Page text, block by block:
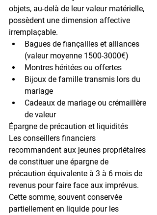
objets, au-delà de leur valeur matérielle,
possèdent une dimension affective
irremplaçable.
Bagues de fiançailles et alliances
(valeur moyenne 1500-3000€)
Montres héritées ou offertes
Bijoux de famille transmis lors du
mariage
Cadeaux de mariage ou crémaillère
de valeur
Épargne de précaution et liquidités
Les conseillers financiers
recommandent aux jeunes propriétaires
de constituer une épargne de
précaution équivalente à 3 à 6 mois de
revenus pour faire face aux imprévus.
Cette somme, souvent conservée
partiellement en liquide pour les